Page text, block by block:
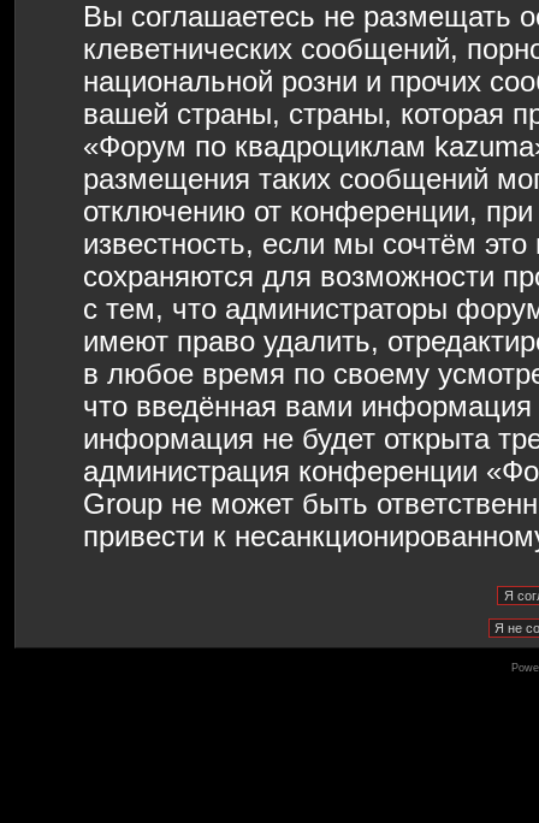
Вы соглашаетесь не размещать
клеветнических сообщений,
национальной розни и прочих
вашей страны, страны, которая
«Форум по квадроциклам
размещения таких сообщений
отключению от конференции,
известность, если мы сочтём
сохраняются для возможности
с тем, что администраторы
имеют право удалить,
в любое время по своему
что введённая вами информация
информация не будет открыта
администрация конференции
Group не может быть
привести к